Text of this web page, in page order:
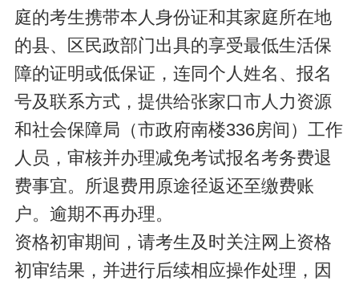
庭的考生携带本人身份证和其家庭所在地
的县、区民政部门出具的享受最低生活保
障的证明或低保证，连同个人姓名、报名
号及联系方式，提供给张家口市人力资源
和社会保障局（市政府南楼336房间）工作
人员，审核并办理减免考试报名考务费退
费事宜。所退费用原途径返还至缴费账
户。逾期不再办理。
资格初审期间，请考生及时关注网上资格
初审结果，并进行后续相应操作处理，因